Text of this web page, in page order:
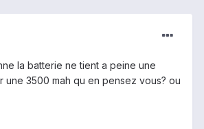
la batterie ne tient a peine une
3500 mah qu en pensez vous? ou